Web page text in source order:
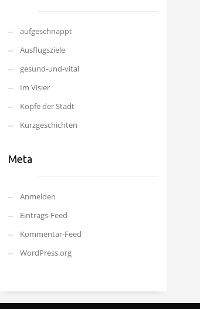
aufgeschnappt
Ausflugsziele
gesund-und-vital
Im Visier
Köpfe der Stadt
Kurzgeschichten
Meta
Anmelden
Eintrags-Feed
Kommentar-Feed
WordPress.org